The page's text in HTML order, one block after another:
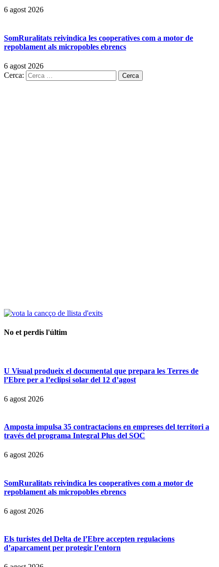
6 agost 2026
SomRuralitats reivindica les cooperatives com a motor de
repoblament als micropobles ebrencs
6 agost 2026
Cerca:
No et perdis l'últim
U Visual produeix el documental que prepara les Terres de
l’Ebre per a l’eclipsi solar del 12 d’agost
6 agost 2026
Amposta impulsa 35 contractacions en empreses del territori a
través del programa Integral Plus del SOC
6 agost 2026
SomRuralitats reivindica les cooperatives com a motor de
repoblament als micropobles ebrencs
6 agost 2026
Els turistes del Delta de l’Ebre accepten regulacions
d’aparcament per protegir l’entorn